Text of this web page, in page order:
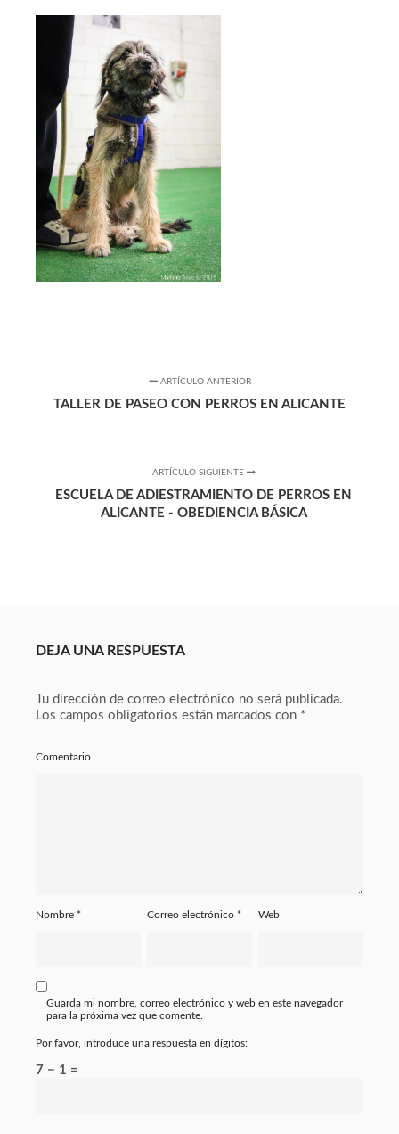
ARTÍCULO ANTERIOR
TALLER DE PASEO CON PERROS EN ALICANTE
ARTÍCULO SIGUIENTE
ESCUELA DE ADIESTRAMIENTO DE PERROS EN
ALICANTE - OBEDIENCIA BÁSICA
DEJA UNA RESPUESTA
Tu dirección de correo electrónico no será publicada.
Los campos obligatorios están marcados con *
Comentario
Nombre * Correo electrónico * Web
Guarda mi nombre, correo electrónico y web en este navegador
para la próxima vez que comente.
Por favor, introduce una respuesta en dígitos:
7 − 1 =